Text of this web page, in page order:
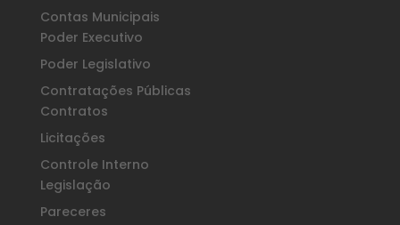
Contas Municipais
Poder Executivo
Poder Legislativo
Contratações Públicas
Contratos
Licitações
Controle Interno
Legislação
Pareceres